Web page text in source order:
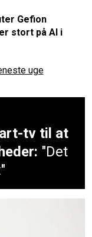
Gefion
stort på AI i
uge
tv til at
"Det